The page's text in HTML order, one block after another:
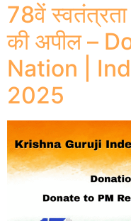
78वें
की अपील –
Nation |
2025